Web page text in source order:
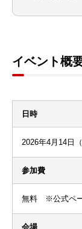
イベント概
日時
2026年4月14日
参加費
無料 ※公式ペー
会場